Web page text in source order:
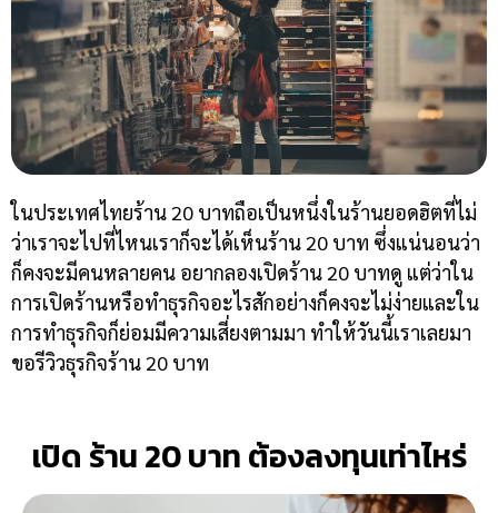
ในประเทศไทยร้าน 20 บาทถือเป็นหนึ่งในร้านยอดฮิตที่ไม่
ว่าเราจะไปที่ไหนเราก็จะได้เห็นร้าน 20 บาท ซึ่งแน่นอนว่า
ก็คงจะมีคนหลายคน อยากลองเปิดร้าน 20 บาทดู แต่ว่าใน
การเปิดร้านหรือทำธุรกิจอะไรสักอย่างก็คงจะไม่ง่ายและใน
การทำธุรกิจก็ย่อมมีความเสี่ยงตามมา ทำให้วันนี้เราเลยมา
ขอรีวิวธุรกิจร้าน 20 บาท
เปิด ร้าน 20 บาท ต้องลงทุนเท่าไหร่